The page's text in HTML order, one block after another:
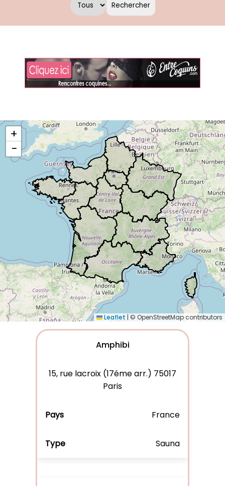
+
−
Leaflet | © OpenStreetMap contributors
Amphibi
15, rue lacroix (17éme arr.) 75017
Paris
France
Sauna